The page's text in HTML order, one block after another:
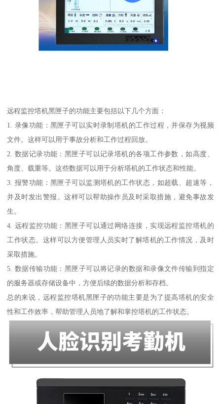
远程监控塔机黑匣子的功能主要包括以下几个方面：
1. 录像功能：黑匣子可以实时录制塔机的工作过程，并保存为视频
文件。这样可以用于事故分析和工作过程回放。
2. 数据记录功能：黑匣子可以记录塔机的各项工作参数，如高度、
角度、载重等。这些数据可以用于分析塔机的工作状态和性能。
3. 报警功能：黑匣子可以监测塔机的工作状态，如超载、超速等，
并及时发出警报。这样可以帮助操作员及时采取措施，避免事故发
生。
4. 远程监控功能：黑匣子可以通过网络连接，实现远程监控塔机的
工作状态。这样可以方便管理人员实时了解塔机的工作情况，及时
采取措施。
5. 数据传输功能：黑匣子可以将记录的数据和录像文件传输到指定
的服务器或存储设备中，方便后续的数据分析和存档。
总的来说，远程监控塔机黑匣子的功能主要是为了提高塔机的安全
性和工作效率，帮助管理人员地了解和掌控塔机的工作状态。